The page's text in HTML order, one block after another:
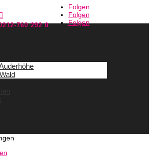

760 292 0
Folgen
Folgen
Folgen